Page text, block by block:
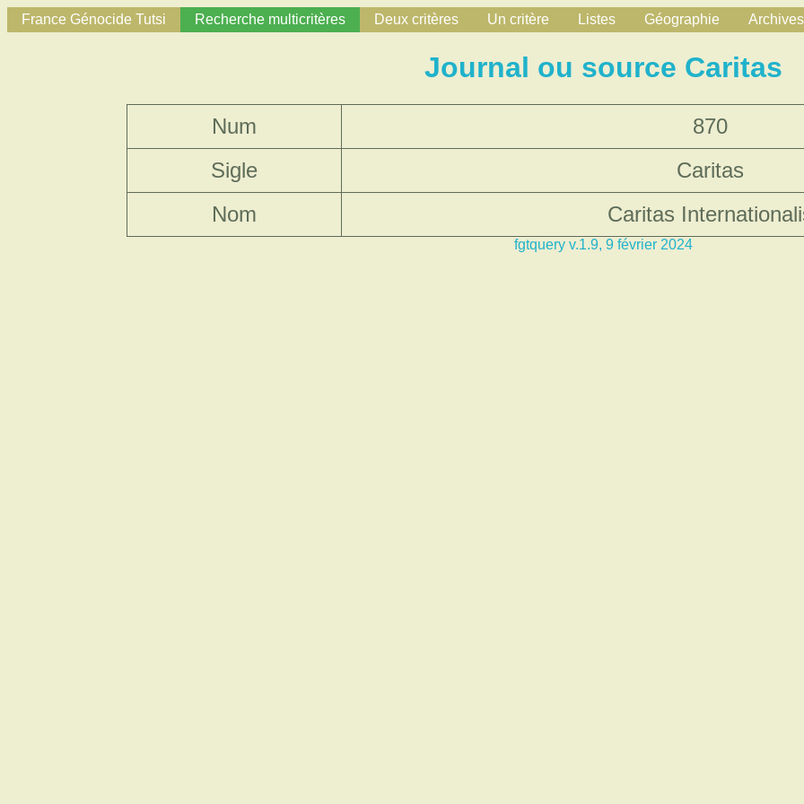
France Génocide Tutsi Recherche multicritères Deux critères Un critère Listes Géographie Archives
Journal ou source Caritas
Num
870
Sigle
Caritas
Nom
Caritas
fgtquery v.1.9, 9 février 2024